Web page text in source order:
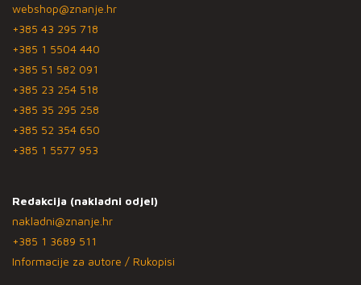
webshop@znanje.hr
+385 43 295 718
+385 1 5504 440
+385 51 582 091
+385 23 254 518
+385 35 295 258
+385 52 354 650
+385 1 5577 953
Redakcija (nakladni odjel)
nakladni@znanje.hr
+385 1 3689 511
Informacije za autore / Rukopisi